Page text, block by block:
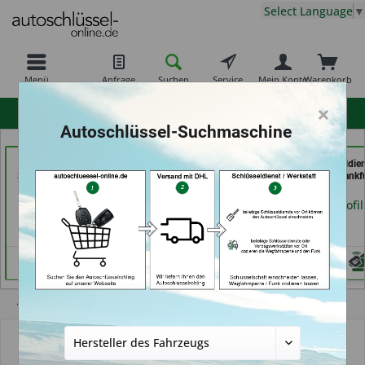
Menü Anfrage Suchen Service Warenkorb
Mein Konto
Select Language ▼
Schlüsseldienst GmbH
(in Freiburg)
Händlerprofil
AutoAufsperrer (in Bad
Arolsen)
Händlerprofil
069er
Frankfurt (in
Händlerprofil
Autoschlüssel ohne Funk
×
Autoschlüssel-Suchmaschine